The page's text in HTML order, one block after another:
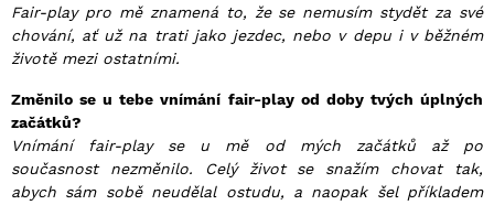
Fair-play pro mě znamená to, že se nemusím stydět za své
chování, ať už na trati jako jezdec, nebo v depu i v běžném
životě mezi ostatními.
Změnilo se u tebe vnímání fair-play od doby tvých úplných
začátků?
Vnímání fair-play se u mě od mých začátků až po
současnost nezměnilo. Celý život se snažím chovat tak,
abych sám sobě neudělal ostudu, a naopak šel příkladem